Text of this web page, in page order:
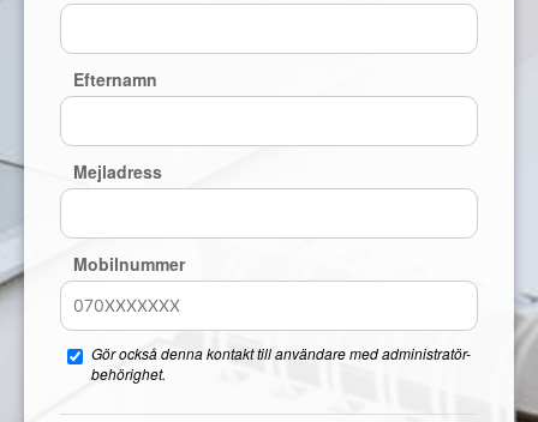
Efternamn
Mejladress
Mobilnummer
Gör också denna kontakt till användare med administratör-
behörighet.